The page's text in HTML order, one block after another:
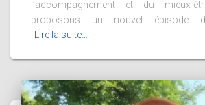
l’accompagnement et du mieux-
proposons un nouvel épisode
Lire la suite…